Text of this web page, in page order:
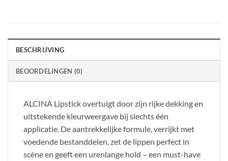
BESCHRIJVING
BEOORDELINGEN (0)
ALCINA Lipstick overtuigt door zijn rijke dekking en
uitstekende kleurweergave bij slechts één
applicatie. De aantrekkelijke formule, verrijkt met
voedende bestanddelen, zet de lippen perfect in
scène en geeft een urenlange hold – een must-have